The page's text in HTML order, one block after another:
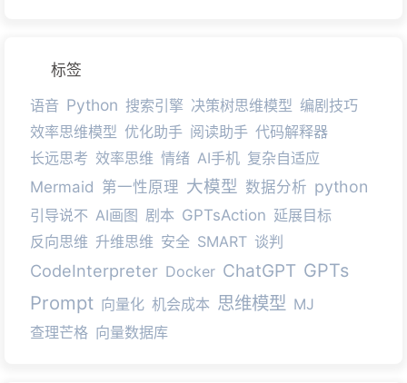
标签
语音 Python 搜索引擎 决策树思维模型 编剧技巧
效率思维模型 优化助手 阅读助手 代码解释器
长远思考 效率思维 情绪 AI手机 复杂自适应
Mermaid 第一性原理 大模型 数据分析 python
引导说不 AI画图 剧本 GPTsAction 延展目标
反向思维 升维思维 安全 SMART 谈判
CodeInterpreter Docker ChatGPT GPTs
Prompt 向量化 机会成本 思维模型 MJ
查理芒格 向量数据库